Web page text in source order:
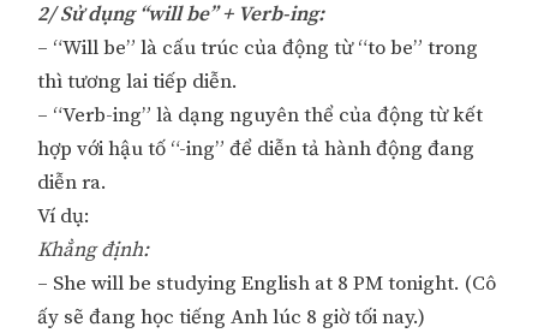
2/ Sử dụng “will be” + Verb-ing:
– “Will be” là cấu trúc của động từ “to be” trong
thì tương lai tiếp diễn.
– “Verb-ing” là dạng nguyên thể của động từ kết
hợp với hậu tố “-ing” để diễn tả hành động đang
diễn ra.
Ví dụ:
Khẳng định:
– She will be studying English at 8 PM tonight. (Cô
ấy sẽ đang học tiếng Anh lúc 8 giờ tối nay.)